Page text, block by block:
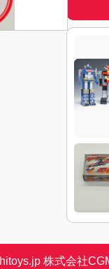
的な
付属
明書
写真
不足
いる
ご不
わせ
株式会社